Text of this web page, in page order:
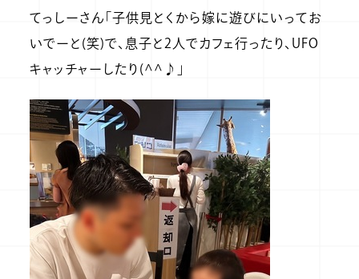
てっしーさん「子供見とくから嫁に遊びにいってお
いでーと(笑)で、息子と2人でカフェ行ったり、UFO
キャッチャーしたり(^^♪」